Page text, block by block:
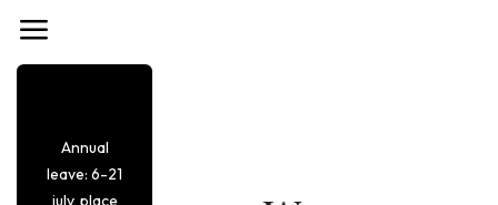
Annual
leave: 6-21
july, place